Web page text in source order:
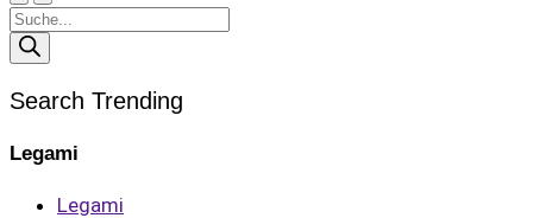
Products
search
Search Trending
Legami
Legami